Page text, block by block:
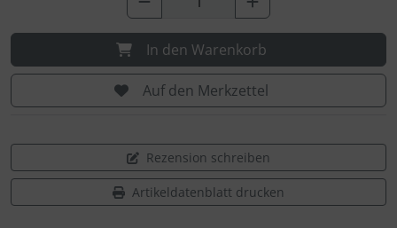
In den Warenkorb
Auf den Merkzettel
Rezension schreiben
Artikeldatenblatt drucken